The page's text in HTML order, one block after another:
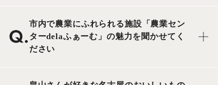
市内で農業にふれられる施設「農業セン
ターdelaふぁーむ」の魅力を聞かせてく
ださい